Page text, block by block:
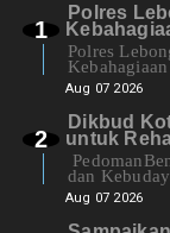
Polres
Polres
Aug 07 2026
Dikbud
untuk
dan
Aug 07 2026